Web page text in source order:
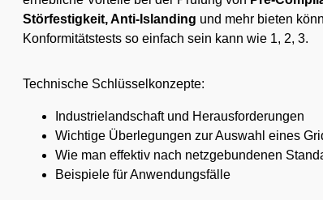
Störfestigkeit, Anti-Islanding und mehr bieten
Konformitätstests so einfach sein kann wie 1, 2, 3.
Technische Schlüsselkonzepte:
Industrielandschaft und Herausforderungen
Wichtige Überlegungen zur Auswahl eines
Wie man effektiv nach netzgebundenen
Beispiele für Anwendungsfälle